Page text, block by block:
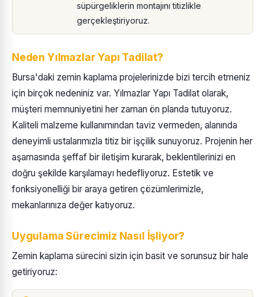
süpürgeliklerin montajını titizlikle
gerçekleştiriyoruz.
Neden Yılmazlar Yapı Tadilat?
Bursa'daki zemin kaplama projelerinizde bizi tercih etmeniz
için birçok nedeniniz var. Yılmazlar Yapı Tadilat olarak,
müşteri memnuniyetini her zaman ön planda tutuyoruz.
Kaliteli malzeme kullanımından taviz vermeden, alanında
deneyimli ustalarımızla titiz bir işçilik sunuyoruz. Projenin her
aşamasında şeffaf bir iletişim kurarak, beklentilerinizi en
doğru şekilde karşılamayı hedefliyoruz. Estetik ve
fonksiyonelliği bir araya getiren çözümlerimizle,
mekanlarınıza değer katıyoruz.
Uygulama Sürecimiz Nasıl İşliyor?
Zemin kaplama sürecini sizin için basit ve sorunsuz bir hale
getiriyoruz: